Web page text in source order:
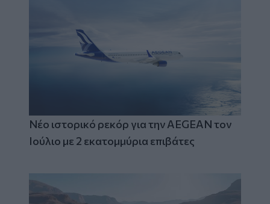
Νέο ιστορικό ρεκόρ για την AEGEAN τον
Ιούλιο με 2 εκατομμύρια επιβάτες